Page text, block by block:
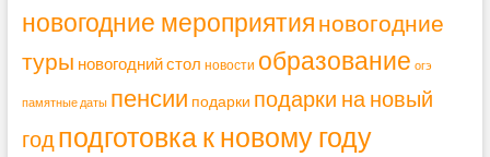
новогодние мероприятия новогодние
туры новогодний стол новости образование огэ
памятные даты пенсии подарки подарки на новый
год подготовка к новому году